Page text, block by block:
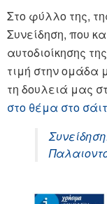
Στο φύλλο της,
Συνείδηση, που
αυτοδιοίκησης
τιμή στην ομάδα
τη δουλειά μας
στο θέμα στο